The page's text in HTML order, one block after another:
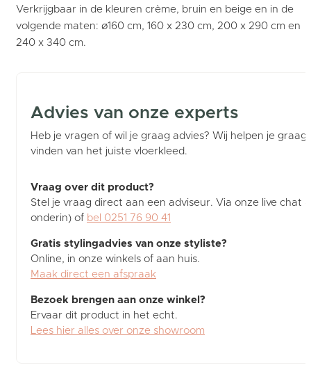
Verkrijgbaar in de kleuren crème, bruin en beige en in de
volgende maten: ø160 cm, 160 x 230 cm, 200 x 290 cm en
240 x 340 cm.
Advies van onze experts
Heb je vragen of wil je graag advies? Wij helpen je graag
vinden van het juiste vloerkleed.
Vraag over dit product?
Stel je vraag direct aan een adviseur. Via onze live chat
onderin) of bel 0251 76 90 41
Gratis stylingadvies van onze styliste?
Online, in onze winkels of aan huis.
Maak direct een afspraak
Bezoek brengen aan onze winkel?
Ervaar dit product in het echt.
Lees hier alles over onze showroom